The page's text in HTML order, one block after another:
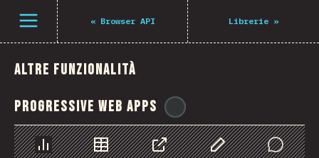
Open menu « Browser API Librerie »
Altre funzionalità
Progressive Web Apps
Navigated to The State of JS 2021